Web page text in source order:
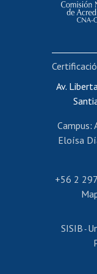
Postulación
Av.
Campus:
Eloísa
+56 2
SISIB -